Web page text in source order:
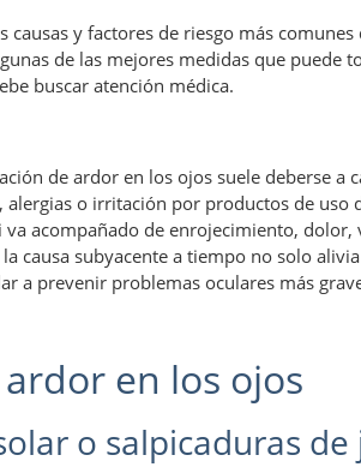
y factores de riesgo más comunes
de las mejores medidas que puede
buscar atención médica.
de ardor en los ojos suele deberse a
o irritación por productos de uso
acompañado de enrojecimiento, dolor,
causa subyacente a tiempo no solo
a prevenir problemas oculares más
en los ojos
o salpicaduras de